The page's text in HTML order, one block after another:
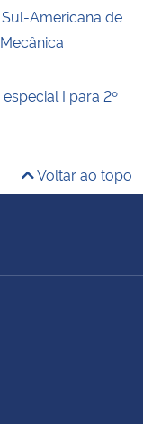
Americana de
I para 2º
Voltar ao topo